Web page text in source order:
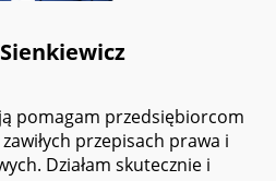
pomagam przedsiębiorcom
przepisach prawa i
Działam skutecznie i